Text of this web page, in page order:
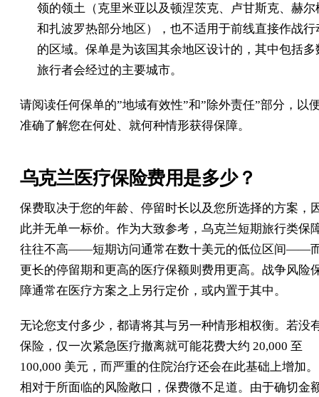
领的领土（克里米亚以及顿涅茨克、卢甘斯克、赫尔
和扎波罗热部分地区），也不适用于前线直接作战行
的区域。保单是为该国其余地区设计的，其中包括多
旅行者会经过的主要城市。
请阅读任何保单的”地域有效性”和”除外责任”部分，以
准确了解您在何处、就何种情形获得保障。
乌克兰医疗保险费用是多少？
保费取决于您的年龄、停留时长以及您所选择的方案，
此并无单一标价。作为大致参考，乌克兰短期旅行类保
往往不高——短期访问通常在数十美元的低位区间——
更长的停留期和更高的医疗保额则费用更高。战争风险
障通常在医疗方案之上另行定价，或内置于其中。
无论您支付多少，都请将其与另一种情形相权衡。若没
保险，仅一次紧急医疗撤离就可能花费大约 20,000 至
100,000 美元，而严重的住院治疗还会在此基础上增加。
相对于所面临的风险敞口，保费微不足道。由于确切金